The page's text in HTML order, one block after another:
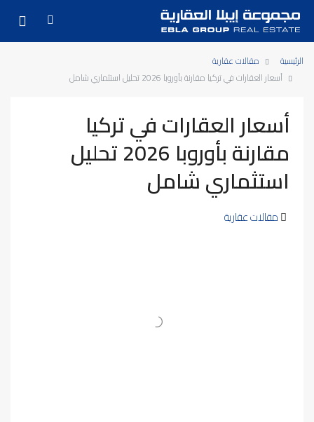
الرئيسية
مقالات عقارية
أسعار العقارات في تركيا مقارنة بأوروبا 2026 تحليل استثماري شامل
أسعار العقارات في تركيا
مقارنة بأوروبا 2026 تحليل
استثماري شامل
مقالات عقارية